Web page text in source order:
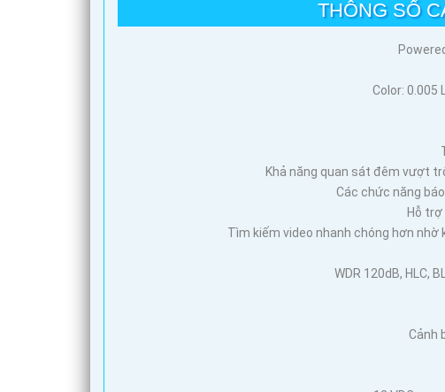
THÔNG SỐ
Color: 0.005
Khả năng quan sát đêm vượt
Các chức năng
Hỗ trợ
Tìm kiếm video nhanh chóng hơn nhờ
WDR 120dB, HLC,
Cảnh